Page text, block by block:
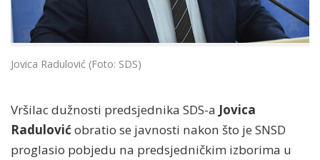
Jovica Radulović (Foto: SDS)
Vršilac dužnosti predsjednika SDS-a Jovica
Radulović obratio se javnosti nakon što je SNSD
proglasio pobjedu na predsjedničkim izborima u